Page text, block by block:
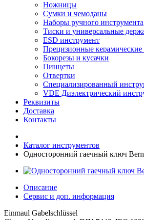
Ножницы
Сумки и чемоданы
Наборы ручного инструмента
Тиски и универсальные
ESD инструмент
Прецизионные
Бокорезы и кусачки
Пинцеты
Отвертки
Специализированный
VDE Диэлектрический
Реквизиты
Доставка
Контакты
Каталог инструментов
Односторонний гаечный ключ
Описание
Сервис и доп. информация
Einmaul Gabelschlüssel